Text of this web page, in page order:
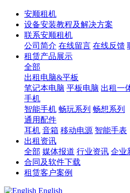
安顺租机
设备安装教程及解决方案
联系安顺租机
公司简介 在线留言 在线反馈
租赁产品展示
全部
出租电脑&平板
笔记本电脑 平板电脑 出租一
手机
智能手机 畅玩系列 畅想系列
通用配件
耳机 音箱 移动电源 智能手表
出租资讯
全部 媒体报道 行业资讯 企业
合同及软件下载
租赁客户案例
English